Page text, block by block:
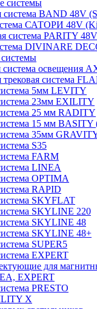
системы
система BAND 48V
САТОРИ 48V
система PARITY
DIVINARE
система освещения
система
5мм LEVITY
23мм EXILITY
25 мм RADITY
15 мм BASITY
35мм
S35
FARM
LINEA
OPTIMA
RAPID
SKYFLAT
SKYLINE 220
SKYLINE 48
SKYLINE 48+
SUPER5
EXPERT
для
EXPERT
PRESTO
X